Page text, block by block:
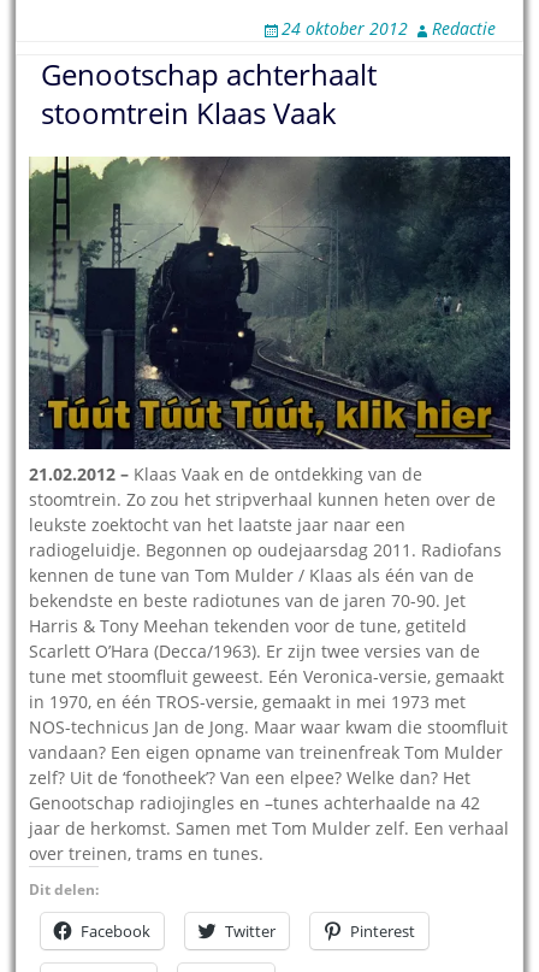
24 oktober 2012 Redactie
Genootschap achterhaalt
stoomtrein Klaas Vaak
21.02.2012 – Klaas Vaak en de ontdekking van de
stoomtrein. Zo zou het stripverhaal kunnen heten over de
leukste zoektocht van het laatste jaar naar een
radiogeluidje. Begonnen op oudejaarsdag 2011. Radiofans
kennen de tune van Tom Mulder / Klaas als één van de
bekendste en beste radiotunes van de jaren 70-90. Jet
Harris & Tony Meehan tekenden voor de tune, getiteld
Scarlett O’Hara (Decca/1963). Er zijn twee versies van de
tune met stoomfluit geweest. Eén Veronica-versie, gemaakt
in 1970, en één TROS-versie, gemaakt in mei 1973 met
NOS-technicus Jan de Jong. Maar waar kwam die stoomfluit
vandaan? Een eigen opname van treinenfreak Tom Mulder
zelf? Uit de ‘fonotheek’? Van een elpee? Welke dan? Het
Genootschap radiojingles en –tunes achterhaalde na 42
jaar de herkomst. Samen met Tom Mulder zelf. Een verhaal
over treinen, trams en tunes.
Dit delen:
Facebook Twitter Pinterest